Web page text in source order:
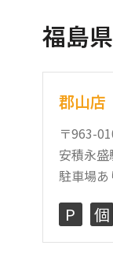
福島県
郡山店
〒963-
安積永
駐車場あ
P 個